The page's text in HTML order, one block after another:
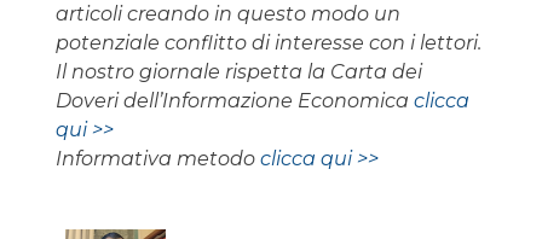
articoli creando in questo modo un
potenziale conflitto di interesse con i lettori.
Il nostro giornale rispetta la Carta dei
Doveri dell’Informazione Economica clicca
qui >>
Informativa metodo clicca qui >>